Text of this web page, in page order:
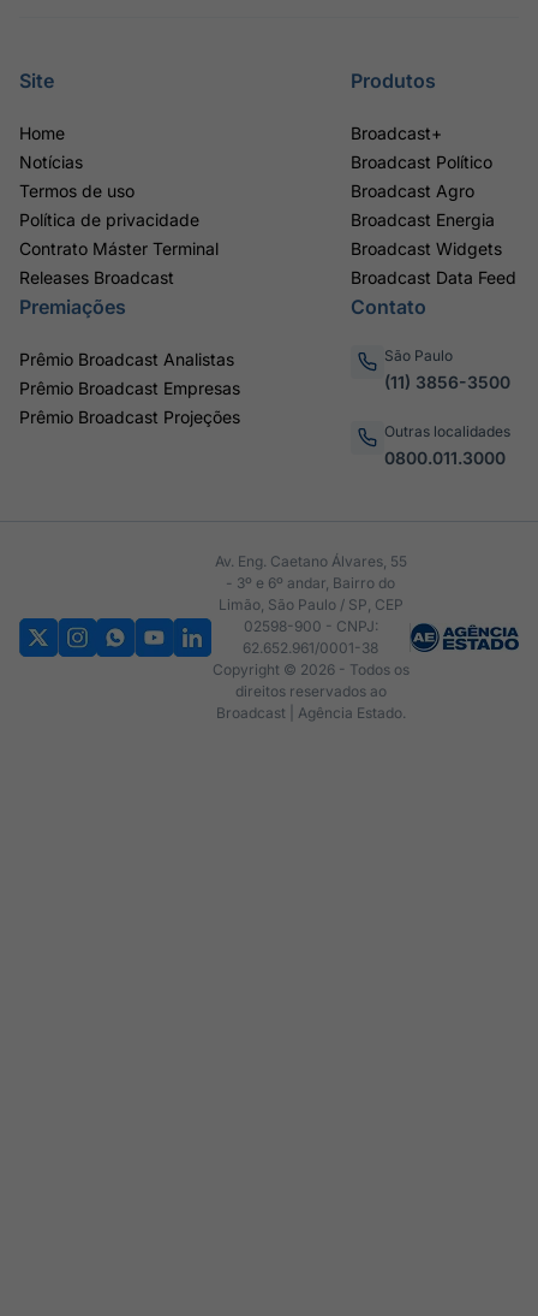
Site
Home
Notícias
Termos de uso
Política de privacidade
Contrato Máster Terminal
Releases Broadcast
Produtos
Broadcast+
Broadcast Político
Broadcast Agro
Broadcast Energia
Broadcast Widgets
Broadcast Data Feed
Premiações
Prêmio Broadcast Analistas
Prêmio Broadcast Empresas
Prêmio Broadcast Projeções
Contato
São Paulo
(11) 3856-3500
Outras localidades
0800.011.3000
Av. Eng. Caetano Álvares, 55
- 3º e 6º andar, Bairro do
Limão, São Paulo / SP, CEP
02598-900 - CNPJ:
62.652.961/0001-38
Copyright © 2026 - Todos os
direitos reservados ao
Broadcast | Agência Estado.